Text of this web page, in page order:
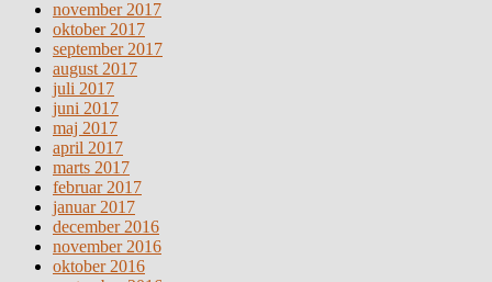
november 2017
oktober 2017
september 2017
august 2017
juli 2017
juni 2017
maj 2017
april 2017
marts 2017
februar 2017
januar 2017
december 2016
november 2016
oktober 2016